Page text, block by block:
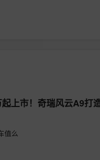
上市！奇瑞风云A9打
值么